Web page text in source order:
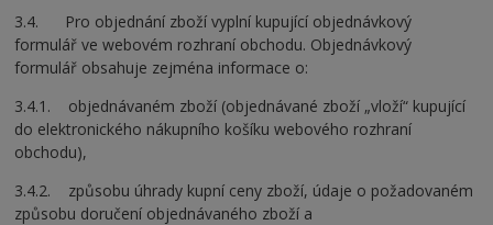
3.4. Pro objednání zboží vyplní kupující objednávkový
formulář ve webovém rozhraní obchodu. Objednávkový
formulář obsahuje zejména informace o:
3.4.1. objednávaném zboží (objednávané zboží „vloží“ kupující
do elektronického nákupního košíku webového rozhraní
obchodu),
3.4.2. způsobu úhrady kupní ceny zboží, údaje o požadovaném
způsobu doručení objednávaného zboží a